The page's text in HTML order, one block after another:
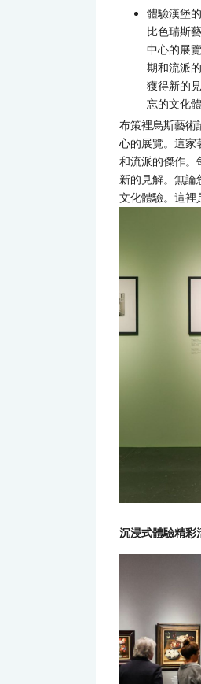
體驗漢堡
比色瑞斯
中心的展
期和流派
獲得新的
忘的文化
布策裡烏斯藝術
心的展覽。這家
和流派的傑作。
新的見解。無論
文化體驗。這裡
沉浸式體驗精彩